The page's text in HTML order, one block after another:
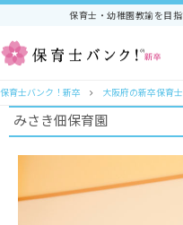
保育士・幼稚園教諭を目
保育士バンク！新卒 大阪府の新卒保育
みさき佃保育園